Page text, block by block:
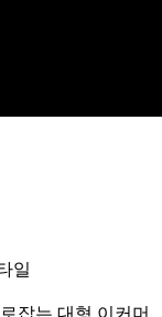
일
잡는 대형 이커머